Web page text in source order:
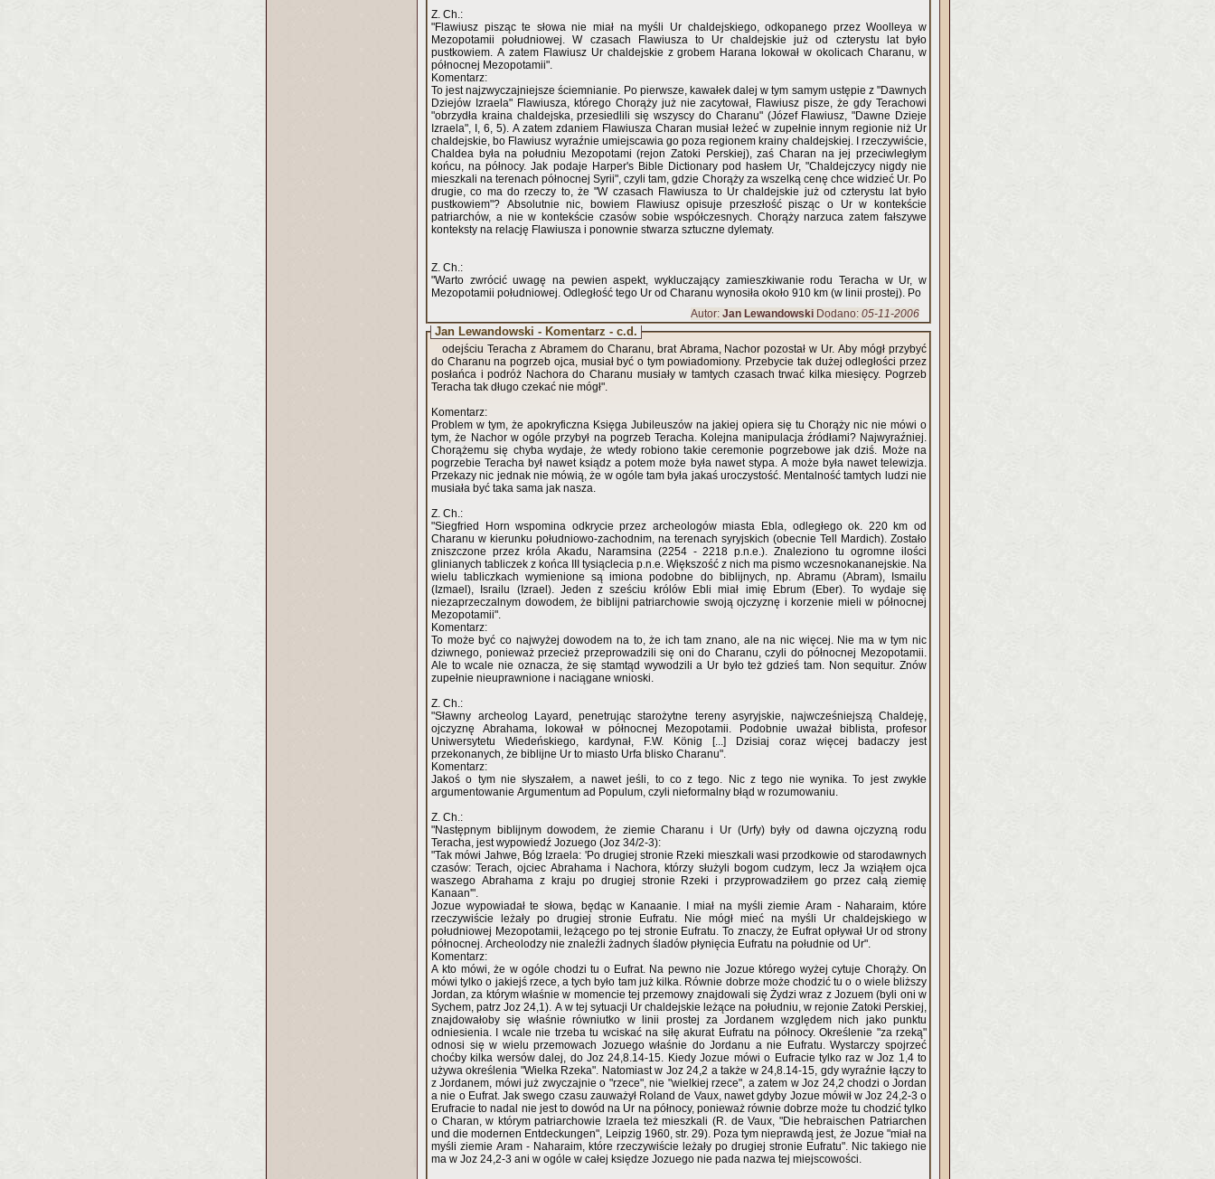
Z. Ch.:
"Flawiusz pisząc te słowa nie miał na myśli Ur chaldejskiego, odkopanego przez Woolleya w
Mezopotamii południowej. W czasach Flawiusza to Ur chaldejskie już od czterystu lat było
pustkowiem. A zatem Flawiusz Ur chaldejskie z grobem Harana lokował w okolicach Charanu, w
północnej Mezopotamii".
Komentarz:
To jest najzwyczajniejsze ściemnianie. Po pierwsze, kawałek dalej w tym samym ustępie z "Dawnych
Dziejów Izraela" Flawiusza, którego Chorąży już nie zacytował, Flawiusz pisze, że gdy Terachowi
"obrzydła kraina chaldejska, przesiedlili się wszyscy do Charanu" (Józef Flawiusz, "Dawne Dzieje
Izraela", I, 6, 5). A zatem zdaniem Flawiusza Charan musiał leżeć w zupełnie innym regionie niż Ur
chaldejskie, bo Flawiusz wyraźnie umiejscawia go poza regionem krainy chaldejskiej. I rzeczywiście,
Chaldea była na południu Mezopotami (rejon Zatoki Perskiej), zaś Charan na jej przeciwległym
końcu, na północy. Jak podaje Harper's Bible Dictionary pod hasłem Ur, "Chaldejczycy nigdy nie
mieszkali na terenach północnej Syrii", czyli tam, gdzie Chorąży za wszelką cenę chce widzieć Ur. Po
drugie, co ma do rzeczy to, że "W czasach Flawiusza to Ur chaldejskie już od czterystu lat było
pustkowiem"? Absolutnie nic, bowiem Flawiusz opisuje przeszłość pisząc o Ur w kontekście
patriarchów, a nie w kontekście czasów sobie współczesnych. Chorąży narzuca zatem fałszywe
konteksty na relację Flawiusza i ponownie stwarza sztuczne dylematy.
Z. Ch.:
"Warto zwrócić uwagę na pewien aspekt, wykluczający zamieszkiwanie rodu Teracha w Ur, w
Mezopotamii południowej. Odległość tego Ur od Charanu wynosiła około 910 km (w linii prostej). Po
Autor: Jan Lewandowski Dodano: 05-11-2006
Jan Lewandowski - Komentarz - c.d.
odejściu Teracha z Abramem do Charanu, brat Abrama, Nachor pozostał w Ur. Aby mógł przybyć
do Charanu na pogrzeb ojca, musiał być o tym powiadomiony. Przebycie tak dużej odległości przez
posłańca i podróż Nachora do Charanu musiały w tamtych czasach trwać kilka miesięcy. Pogrzeb
Teracha tak długo czekać nie mógł".
Komentarz:
Problem w tym, że apokryficzna Księga Jubileuszów na jakiej opiera się tu Chorąży nic nie mówi o
tym, że Nachor w ogóle przybył na pogrzeb Teracha. Kolejna manipulacja źródłami? Najwyraźniej.
Chorążemu się chyba wydaje, że wtedy robiono takie ceremonie pogrzebowe jak dziś. Może na
pogrzebie Teracha był nawet ksiądz a potem może była nawet stypa. A może była nawet telewizja.
Przekazy nic jednak nie mówią, że w ogóle tam była jakaś uroczystość. Mentalność tamtych ludzi nie
musiała być taka sama jak nasza.
Z. Ch.:
"Siegfried Horn wspomina odkrycie przez archeologów miasta Ebla, odległego ok. 220 km od
Charanu w kierunku południowo-zachodnim, na terenach syryjskich (obecnie Tell Mardich). Zostało
zniszczone przez króla Akadu, Naramsina (2254 - 2218 p.n.e.). Znaleziono tu ogromne ilości
glinianych tabliczek z końca III tysiąclecia p.n.e. Większość z nich ma pismo wczesnokananejskie. Na
wielu tabliczkach wymienione są imiona podobne do biblijnych, np. Abramu (Abram), Ismailu
(Izmael), Israilu (Izrael). Jeden z sześciu królów Ebli miał imię Ebrum (Eber). To wydaje się
niezaprzeczalnym dowodem, że biblijni patriarchowie swoją ojczyznę i korzenie mieli w północnej
Mezopotamii".
Komentarz:
To może być co najwyżej dowodem na to, że ich tam znano, ale na nic więcej. Nie ma w tym nic
dziwnego, ponieważ przecież przeprowadzili się oni do Charanu, czyli do północnej Mezopotamii.
Ale to wcale nie oznacza, że się stamtąd wywodzili a Ur było też gdzieś tam. Non sequitur. Znów
zupełnie nieuprawnione i naciągane wnioski.
Z. Ch.:
"Sławny archeolog Layard, penetrując starożytne tereny asyryjskie, najwcześniejszą Chaldeję,
ojczyznę Abrahama, lokował w północnej Mezopotamii. Podobnie uważał biblista, profesor
Uniwersytetu Wiedeńskiego, kardynał, F.W. König [...] Dzisiaj coraz więcej badaczy jest
przekonanych, że biblijne Ur to miasto Urfa blisko Charanu".
Komentarz:
Jakoś o tym nie słyszałem, a nawet jeśli, to co z tego. Nic z tego nie wynika. To jest zwykłe
argumentowanie Argumentum ad Populum, czyli nieformalny błąd w rozumowaniu.
Z. Ch.:
"Następnym biblijnym dowodem, że ziemie Charanu i Ur (Urfy) były od dawna ojczyzną rodu
Teracha, jest wypowiedź Jozuego (Joz 34/2-3):
"Tak mówi Jahwe, Bóg Izraela: 'Po drugiej stronie Rzeki mieszkali wasi przodkowie od starodawnych
czasów: Terach, ojciec Abrahama i Nachora, którzy służyli bogom cudzym, lecz Ja wziąłem ojca
waszego Abrahama z kraju po drugiej stronie Rzeki i przyprowadziłem go przez całą ziemię
Kanaan'".
Jozue wypowiadał te słowa, będąc w Kanaanie. I miał na myśli ziemie Aram - Naharaim, które
rzeczywiście leżały po drugiej stronie Eufratu. Nie mógł mieć na myśli Ur chaldejskiego w
południowej Mezopotamii, leżącego po tej stronie Eufratu. To znaczy, że Eufrat opływał Ur od strony
północnej. Archeolodzy nie znaleźli żadnych śladów płynięcia Eufratu na południe od Ur".
Komentarz:
A kto mówi, że w ogóle chodzi tu o Eufrat. Na pewno nie Jozue którego wyżej cytuje Chorąży. On
mówi tylko o jakiejś rzece, a tych było tam już kilka. Równie dobrze może chodzić tu o o wiele bliższy
Jordan, za którym właśnie w momencie tej przemowy znajdowali się Żydzi wraz z Jozuem (byli oni w
Sychem, patrz Joz 24,1). A w tej sytuacji Ur chaldejskie leżące na południu, w rejonie Zatoki Perskiej,
znajdowałoby się właśnie równiutko w linii prostej za Jordanem względem nich jako punktu
odniesienia. I wcale nie trzeba tu wciskać na siłę akurat Eufratu na północy. Określenie "za rzeką"
odnosi się w wielu przemowach Jozuego właśnie do Jordanu a nie Eufratu. Wystarczy spojrzeć
choćby kilka wersów dalej, do Joz 24,8.14-15. Kiedy Jozue mówi o Eufracie tylko raz w Joz 1,4 to
używa określenia "Wielka Rzeka". Natomiast w Joz 24,2 a także w 24,8.14-15, gdy wyraźnie łączy to
z Jordanem, mówi już zwyczajnie o "rzece", nie "wielkiej rzece", a zatem w Joz 24,2 chodzi o Jordan
a nie o Eufrat. Jak swego czasu zauważył Roland de Vaux, nawet gdyby Jozue mówił w Joz 24,2-3 o
Erufracie to nadal nie jest to dowód na Ur na północy, ponieważ równie dobrze może tu chodzić tylko
o Charan, w którym patriarchowie Izraela też mieszkali (R. de Vaux, "Die hebraischen Patriarchen
und die modernen Entdeckungen", Leipzig 1960, str. 29). Poza tym nieprawdą jest, że Jozue "miał na
myśli ziemie Aram - Naharaim, które rzeczywiście leżały po drugiej stronie Eufratu". Nic takiego nie
ma w Joz 24,2-3 ani w ogóle w całej księdze Jozuego nie pada nazwa tej miejscowości.